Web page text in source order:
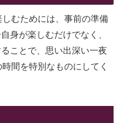
むためには、事前の準備
身が楽しむだけでなく、
ことで、思い出深い一夜
間を特別なものにしてく